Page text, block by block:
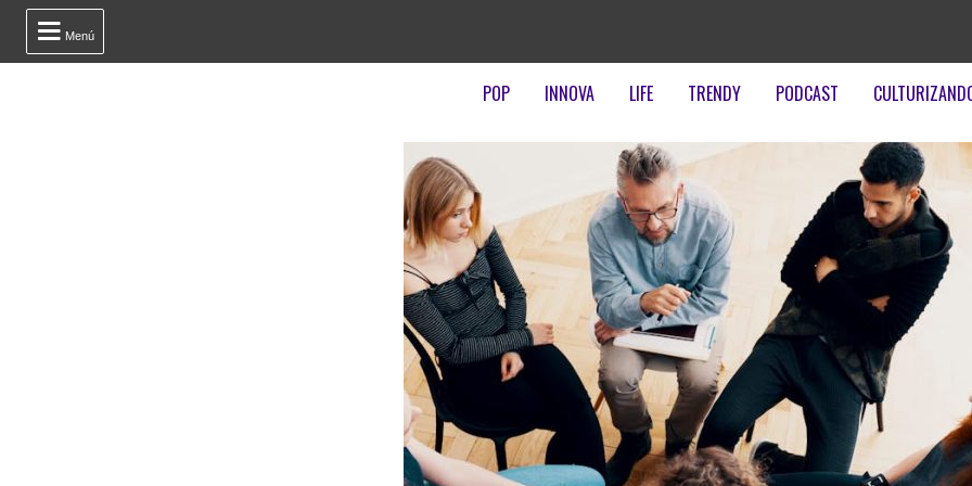
 Menú
POP INNOVA LIFE TRENDY PODCAST